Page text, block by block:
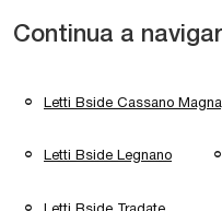
Continua a
Letti Bside Cassano
Letti Bside Legnano